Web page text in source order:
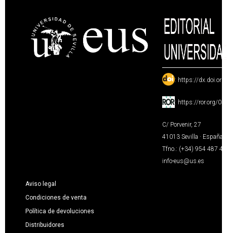
: https://
: https://ror.org/
C/ Porvenir, 27
41013 Sevilla · España
Tfno.: (+34) 954 487
info-eus@us.es
Aviso legal
Condiciones de venta
Política de devoluciones
Distribuidores